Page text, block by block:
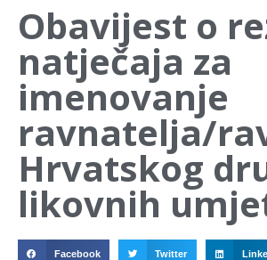
Obavijest o
natječaja za
imenovanje
ravnatelja/
Hrvatskog
likovnih
Facebook Twitter
▼
▼